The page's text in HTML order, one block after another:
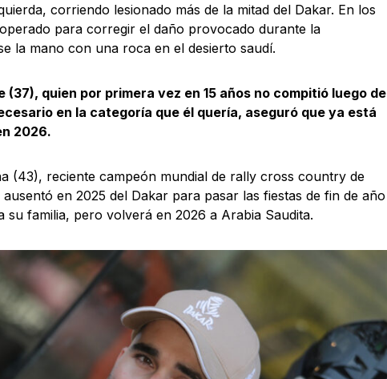
corriendo lesionado más de la mitad del Dakar. En los
para corregir el daño provocado durante la
la mano con una roca en el desierto saudí.
(37), quien por primera vez en 15 años no compitió luego de
en la categoría que él quería, aseguró que ya está
2026.
(43), reciente campeón mundial de rally cross country de
en 2025 del Dakar para pasar las fiestas de fin de año
su familia, pero volverá en 2026 a Arabia Saudita.